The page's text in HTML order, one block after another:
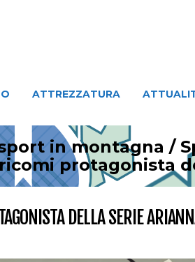
ATTREZZATURA
in montagna /
protagonista
DELLA SERIE